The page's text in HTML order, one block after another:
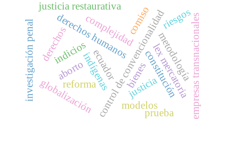
control de convencionalidad
derechos humanos
indígenas constitución
reforma
derechos
justicialex mercatoriaempresas transnacionales
globalización modelos
complejidad metodología
investigación penal comiso
bienes
aborto ecuador
justicia restaurativa
prueba
indicios
riesgos